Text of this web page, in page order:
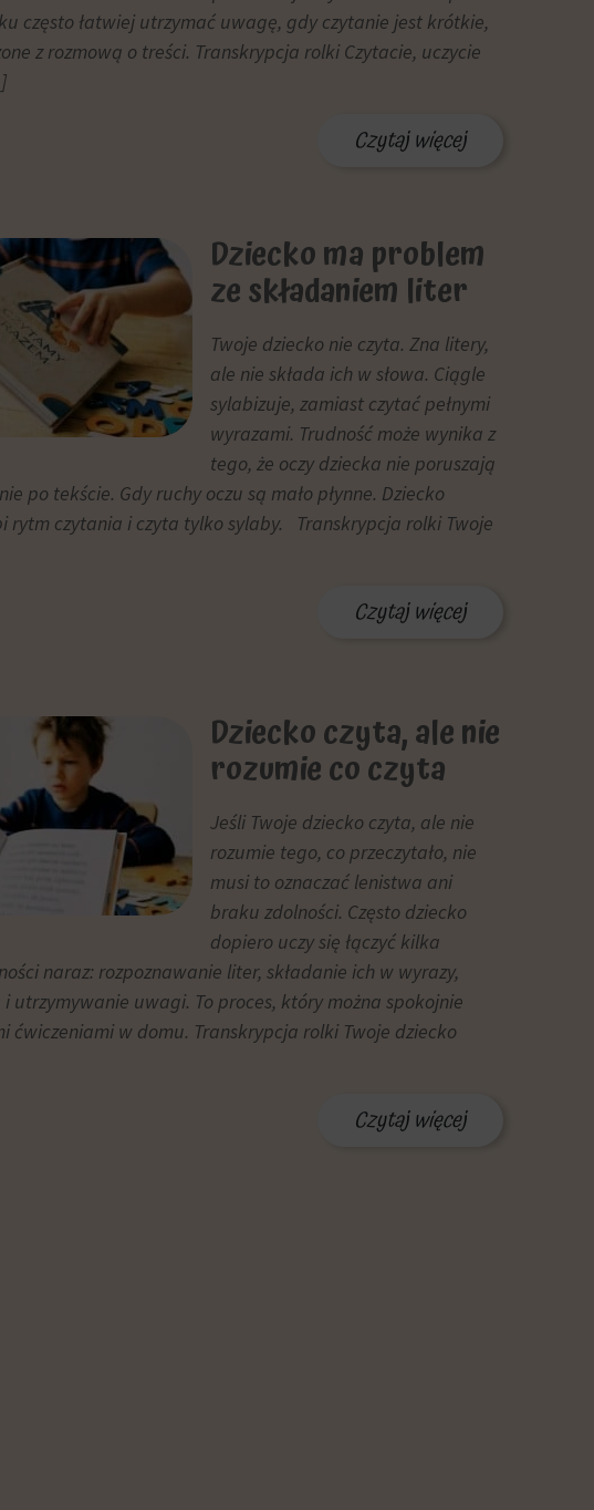
często łatwiej utrzymać uwagę, gdy czytanie jest krótkie,
z rozmową o treści. Transkrypcja rolki Czytacie, uczycie
Czytaj więcej
Dziecko ma problem
ze składaniem liter
Twoje dziecko nie czyta. Zna litery,
ale nie składa ich w słowa. Ciągle
sylabizuje, zamiast czytać pełnymi
wyrazami. Trudność może wynika z
tego, że oczy dziecka nie poruszają
po tekście. Gdy ruchy oczu są mało płynne. Dziecko
rytm czytania i czyta tylko sylaby. Transkrypcja rolki Twoje
Czytaj więcej
Dziecko czyta, ale nie
rozumie co czyta
Jeśli Twoje dziecko czyta, ale nie
rozumie tego, co przeczytało, nie
musi to oznaczać lenistwa ani
braku zdolności. Często dziecko
dopiero uczy się łączyć kilka
naraz: rozpoznawanie liter, składanie ich w wyrazy,
i utrzymywanie uwagi. To proces, który można spokojnie
ćwiczeniami w domu. Transkrypcja rolki Twoje dziecko
Czytaj więcej